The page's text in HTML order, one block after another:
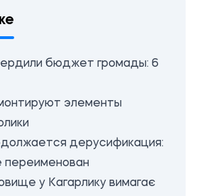
бюджет громады: 6
элементы
дерусификация:
переименован
у Кагарлику вимагає